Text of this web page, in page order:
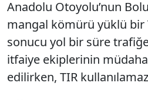
Anadolu Otoyolu’nun
mangal kömürü yüklü bir
sonucu yol bir süre trafiğe
itfaiye ekiplerinin
edilirken, TIR